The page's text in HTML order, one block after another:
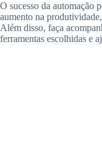
O sucesso da automação
aumento na
Além disso, faça
ferramentas escolhidas e